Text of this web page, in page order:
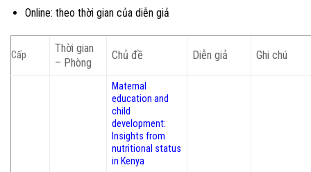
Online: theo thời gian của diễn giả
Cấp
Thời gian
– Phòng
Chủ đề Diễn giả Ghi chú
Maternal
education and
child
development:
Insights from
nutritional status
in Kenya